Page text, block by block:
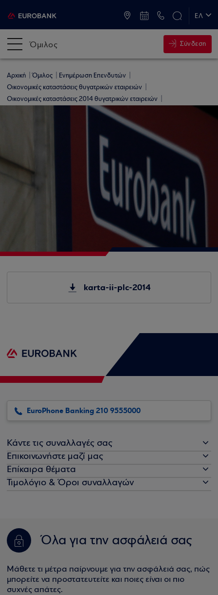
ΕΛ
Όμιλος Σύνδεση
Αρχική Όμιλος
Ενημέρωση Επενδυτών
Οικονομικές καταστάσεις θυγατρικών εταιρειών
Οικονομικές καταστάσεις 2014 θυγατρικών εταιρειών
karta-ii-plc-2014
EuroPhone Banking 210 9555000
Κάντε τις συναλλαγές σας
Επικοινωνήστε μαζί μας
Επίκαιρα θέματα
Τιμολόγιο & Όροι συναλλαγών
Όλα για την ασφάλειά σας
Μάθετε τι μέτρα παίρνουμε για την ασφάλειά σας, πώς
μπορείτε να προστατευτείτε και ποιες είναι οι πιο
συχνές απάτες.